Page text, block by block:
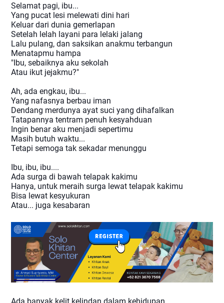
Selamat pagi, ibu...
Yang pucat lesi melewati dini hari
Keluar dari dunia gemerlapan
Setelah lelah layani para lelaki jalang
Lalu pulang, dan saksikan anakmu terbangun
Menatapmu hampa
"Ibu, sebaiknya aku sekolah
Atau ikut jejakmu?"
Ah, ada engkau, ibu...
Yang nafasnya berbau iman
Dendang merdunya ayat suci yang dihafalkan
Tatapannya tentram penuh kesyahduan
Ingin benar aku menjadi sepertimu
Masih butuh waktu...
Tetapi semoga tak sekadar menunggu
Ibu, ibu, ibu....
Ada surga di bawah telapak kakimu
Hanya, untuk meraih surga lewat telapak kakimu
Bisa lewat kesyukuran
Atau... juga kesabaran